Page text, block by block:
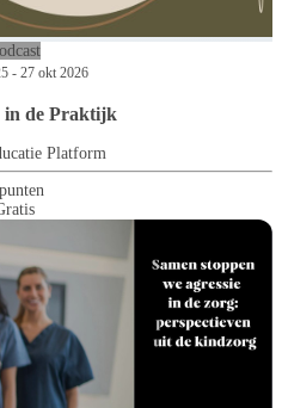
- 27 okt 2026
in de Praktijk
Platform